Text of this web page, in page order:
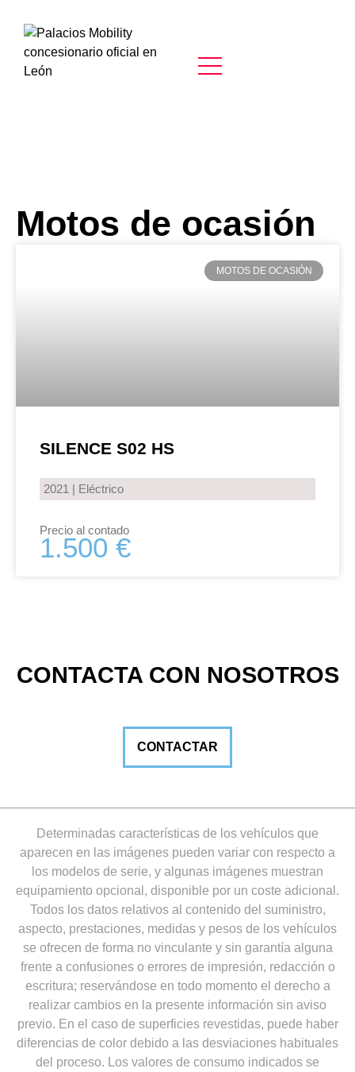
Motos de ocasión
MOTOS DE OCASIÓN
SILENCE S02 HS
2021 | Eléctrico
Precio al contado
1.500 €
CONTACTA CON NOSOTROS
CONTACTAR
Determinadas características de los vehículos que
aparecen en las imágenes pueden variar con respecto a
los modelos de serie, y algunas imágenes muestran
equipamiento opcional, disponible por un coste adicional.
Todos los datos relativos al contenido del suministro,
aspecto, prestaciones, medidas y pesos de los vehículos
se ofrecen de forma no vinculante y sin garantía alguna
frente a confusiones o errores de impresión, redacción o
escritura; reservándose en todo momento el derecho a
realizar cambios en la presente información sin aviso
previo. En el caso de superficies revestidas, puede haber
diferencias de color debido a las desviaciones habituales
del proceso. Los valores de consumo indicados se